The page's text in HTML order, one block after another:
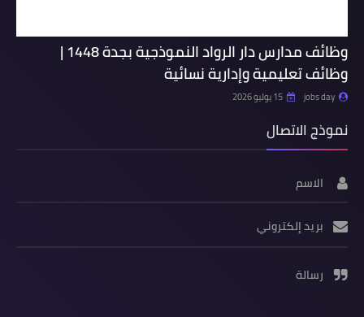
وظائف مدارس دار الرواد النموذجية بجدة 1448 |
وظائف تعليمية وإدارية نسائية
jobs day 15 يوليو 2026
نموذج الاتصال
الاسم
بريد إلكتروني
رسالة